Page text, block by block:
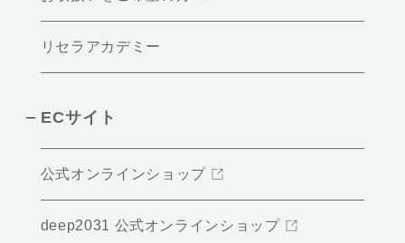
リセラアカデミー
ECサイト
公式オンラインショップ
deep2031 公式オンラインショップ